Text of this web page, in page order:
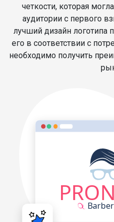
четкости, которая
аудитории с первого
лучший дизайн логотипа
его в соответствии с
необходимо получить